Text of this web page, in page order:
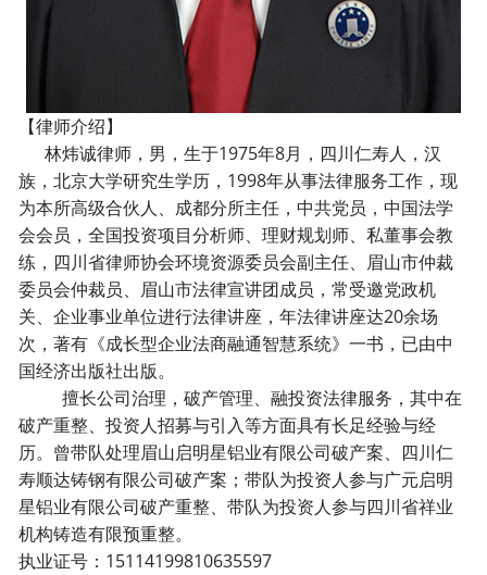
【律师介绍】
林炜诚律师，男，生于1975年8月，四川仁寿人，汉
族，北京大学研究生学历，1998年从事法律服务工作，现
为本所高级合伙人、成都分所主任，中共党员，中国法学
会会员，全国投资项目分析师、理财规划师、私董事会教
练，四川省律师协会环境资源委员会副主任、眉山市仲裁
委员会仲裁员、眉山市法律宣讲团成员，常受邀党政机
关、企业事业单位进行法律讲座，年法律讲座达20余场
次，著有《成长型企业法商融通智慧系统》一书，已由中
国经济出版社出版。
擅长公司治理，破产管理、融投资法律服务，其中在
破产重整、投资人招募与引入等方面具有长足经验与经
历。曾带队处理眉山启明星铝业有限公司破产案、四川仁
寿顺达铸钢有限公司破产案；带队为投资人参与广元启明
星铝业有限公司破产重整、带队为投资人参与四川省祥业
机构铸造有限预重整。
执业证号：15114199810635597